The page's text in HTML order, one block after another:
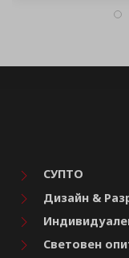
СУПТО
Дизайн &
Световен